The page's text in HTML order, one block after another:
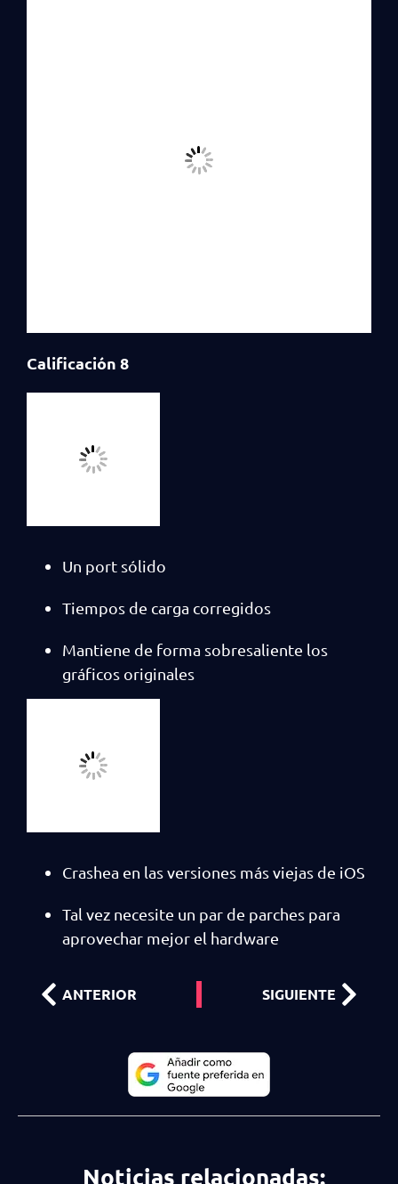
Calificación 8
Un port sólido
Tiempos de carga corregidos
Mantiene de forma sobresaliente los
gráficos originales
Crashea en las versiones más viejas de iOS
Tal vez necesite un par de parches para
aprovechar mejor el hardware
ANTERIOR SIGUIENTE
Noticias relacionadas: